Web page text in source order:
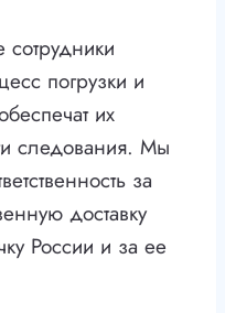
погрузки и
их
следования. Мы
за
доставку
России и за ее